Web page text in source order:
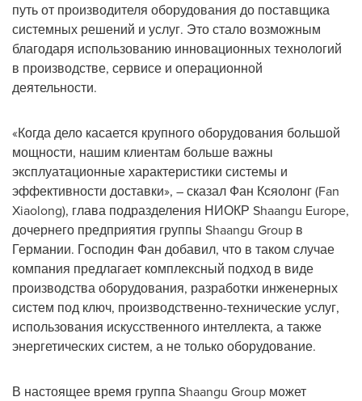
путь от производителя оборудования до поставщика
системных решений и услуг. Это стало возможным
благодаря использованию инновационных технологий
в производстве, сервисе и операционной
деятельности.
«Когда дело касается крупного оборудования большой
мощности, нашим клиентам больше важны
эксплуатационные характеристики системы и
эффективности доставки», – сказал Фан Ксяолонг (Fan
Xiaolong), глава подразделения НИОКР Shaangu Europe,
дочернего предприятия группы Shaangu Group в
Германии. Господин Фан добавил, что в таком случае
компания предлагает комплексный подход в виде
производства оборудования, разработки инженерных
систем под ключ, производственно-технические услуг,
использования искусственного интеллекта, а также
энергетических систем, а не только оборудование.
В настоящее время группа Shaangu Group может